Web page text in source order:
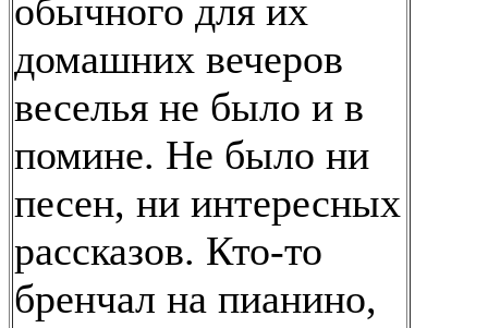
обычного для их
домашних вечеров
веселья не было и в
помине. Не было ни
песен, ни интересных
рассказов. Кто-то
бренчал на пианино,